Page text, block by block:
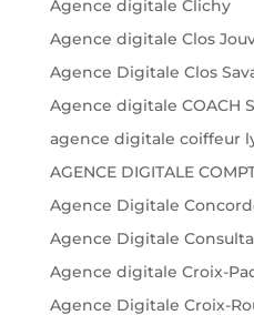
Agence digitale Clichy
Agence digitale Clos
Agence Digitale Clos
Agence digitale COACH
agence digitale coiffeur
AGENCE DIGITALE
Agence Digitale
Agence Digitale
Agence digitale Croix-
Agence Digitale Croix-